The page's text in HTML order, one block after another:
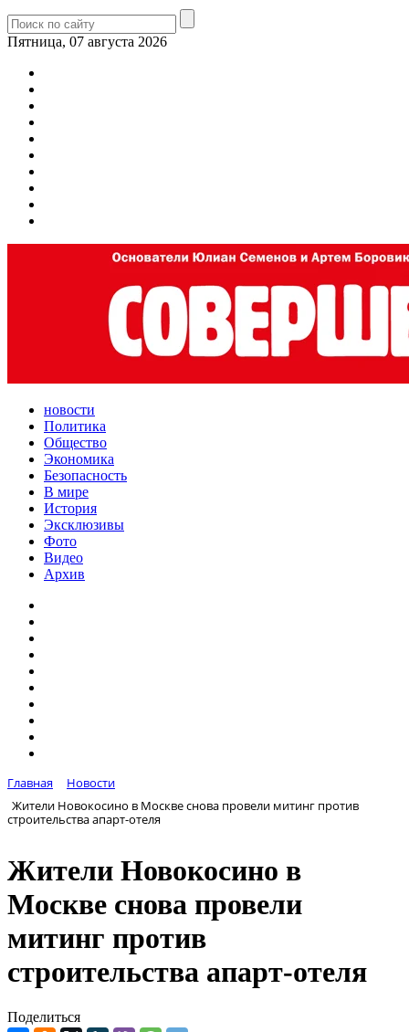
Пятница, 07 августа 2026
новости
Политика
Общество
Экономика
Безопасность
В мире
История
Эксклюзивы
Фото
Видео
Архив
Главная
Новости
Жители Новокосино в Москве снова провели митинг против
строительства апарт-отеля
Жители Новокосино в
Москве снова провели
митинг против
строительства апарт-отеля
Поделиться